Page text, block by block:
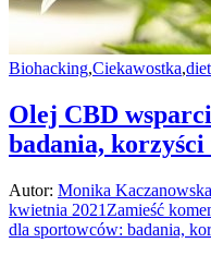
Biohacking,Ciekawostka,
Olej CBD
badania,
Autor: Monika Kaczanowska
kwietnia 2021 Zamieść
dla sportowców: badania,